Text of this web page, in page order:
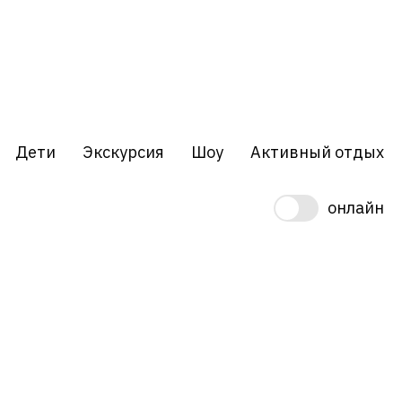
Дети Экскурсия Шоу Активный отдых
онлайн